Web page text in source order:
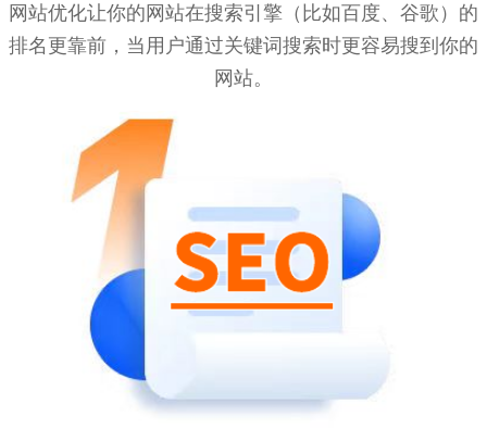
网站优化让你的网站在搜索引擎（比如百度、谷歌）的
排名更靠前，当用户通过关键词搜索时更容易搜到你的
网站。